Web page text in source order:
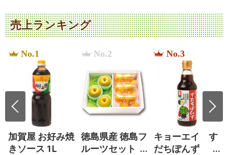
売上ランキング
No.1
加賀屋 お好み焼
きソース 1L
No.2
徳島県産 徳島フ
ルーツセット
No.3
キョーエイ す
だちぽんず